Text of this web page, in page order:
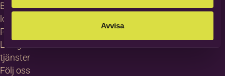
Avvisa
Bildas
logotyp
Pressrum
Lediga
tjänster
Följ oss